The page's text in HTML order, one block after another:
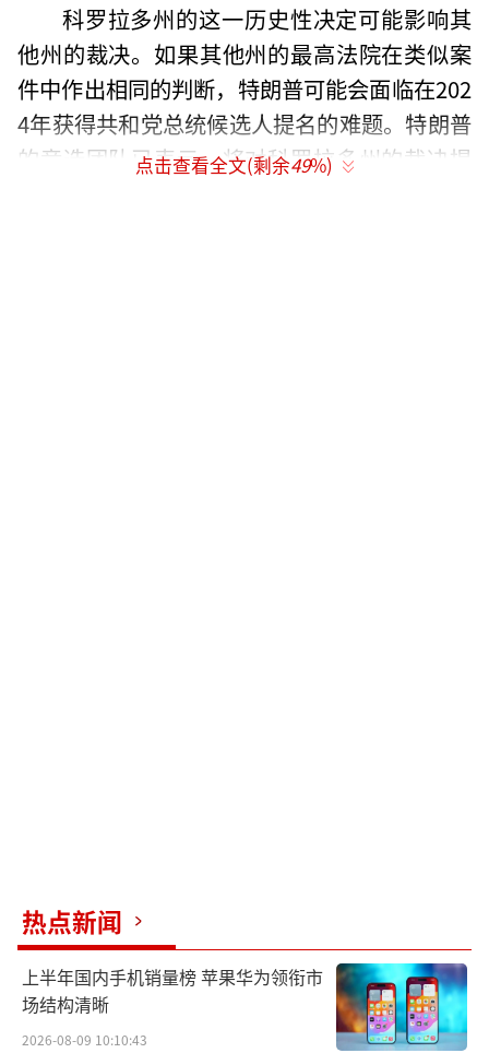
科罗拉多州的这一历史性决定可能影响其
他州的裁决。如果其他州的最高法院在类似案
件中作出相同的判断，特朗普可能会面临在202
4年获得共和党总统候选人提名的难题。特朗普
的竞选团队已表示，将对科罗拉多州的裁决提
点击查看全文(剩余49%)
热点新闻
上半年国内手机销量榜 苹果华为领衔市
场结构清晰
2026-08-09 10:10:43